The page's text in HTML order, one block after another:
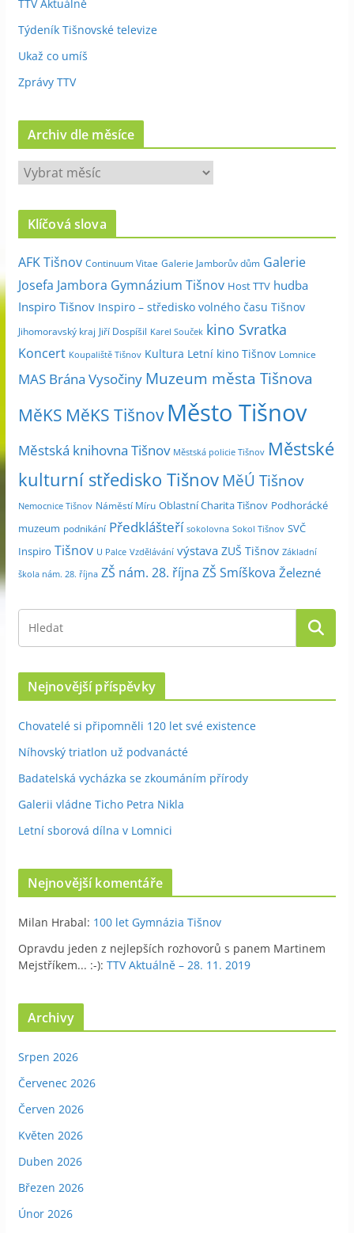
TTV Aktuálně
Týdeník Tišnovské televize
Ukaž co umíš
Zprávy TTV
Archiv dle měsíce
A
c
v
d
l
e
m
s
í
e
Klíčová slova
AFK Tišnov Continuum Vitae Galerie Jamborův dům Galerie
Josefa Jambora Gymnázium Tišnov Host TTV hudba
Inspiro Tišnov Inspiro – středisko volného času Tišnov
Jihomoravský kraj Jiří Dospíšil Karel Souček kino Svratka
Koncert Koupaliště Tišnov Kultura Letní kino Tišnov Lomnice
MAS Brána Vysočiny Muzeum města Tišnova
MěKS MěKS Tišnov Město Tišnov
Městská knihovna Tišnov Městská policie Tišnov Městské
kulturní středisko Tišnov MěÚ Tišnov
Nemocnice Tišnov Náměstí Míru Oblastní Charita Tišnov Podhorácké
muzeum podnikání Předklášteří sokolovna Sokol Tišnov SVČ
Inspiro Tišnov U Palce Vzdělávání výstava ZUŠ Tišnov Základní
škola nám. 28. října ZŠ nám. 28. října ZŠ Smíškova Železné
Nejnovější příspěvky
Chovatelé si připomněli 120 let své existence
Níhovský triatlon už podvanácté
Badatelská vycházka se zkoumáním přírody
Galerii vládne Ticho Petra Nikla
Letní sborová dílna v Lomnici
Nejnovější komentáře
Milan Hrabal: 100 let Gymnázia Tišnov
Opravdu jeden z nejlepších rozhovorů s panem Martinem
Mejstříkem... :-): TTV Aktuálně – 28. 11. 2019
Archivy
Srpen 2026
Červenec 2026
Červen 2026
Květen 2026
Duben 2026
Březen 2026
Únor 2026